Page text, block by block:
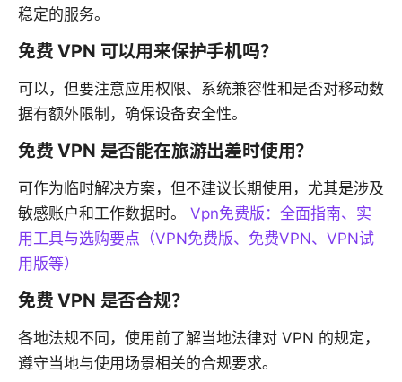
稳定的服务。
免费 VPN 可以用来保护手机吗？
可以，但要注意应用权限、系统兼容性和是否对移动数
据有额外限制，确保设备安全性。
免费 VPN 是否能在旅游出差时使用？
可作为临时解决方案，但不建议长期使用，尤其是涉及
敏感账户和工作数据时。 Vpn免费版：全面指南、实
用工具与选购要点（VPN免费版、免费VPN、VPN试
用版等）
免费 VPN 是否合规？
各地法规不同，使用前了解当地法律对 VPN 的规定，
遵守当地与使用场景相关的合规要求。